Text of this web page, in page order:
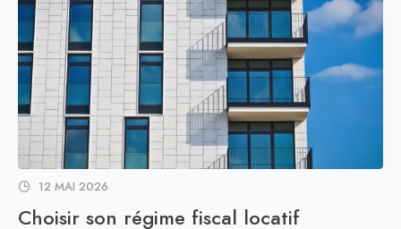
12 MAI 2026
Choisir son régime fiscal locatif